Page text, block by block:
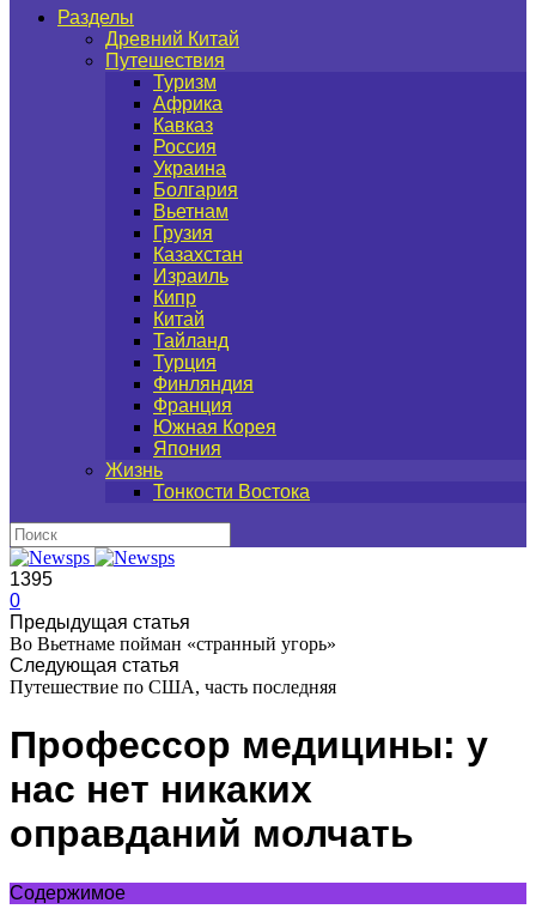
Разделы
Древний Китай
Путешествия
Туризм
Африка
Кавказ
Россия
Украина
Болгария
Вьетнам
Грузия
Казахстан
Израиль
Кипр
Китай
Тайланд
Турция
Финляндия
Франция
Южная Корея
Япония
Жизнь
Тонкости Востока
1395
0
Предыдущая статья
Во Вьетнаме пойман «странный угорь»
Следующая статья
Путешествие по США, часть последняя
Профессор медицины: у
нас нет никаких
оправданий молчать
Содержимое